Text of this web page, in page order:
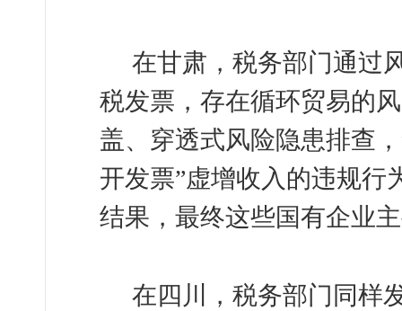
在甘肃，税务部门通过
税发票，存在循环贸易的
盖、穿透式风险隐患排查
开发票”虚增收入的违规行
结果，最终这些国有企业
在四川，税务部门同样